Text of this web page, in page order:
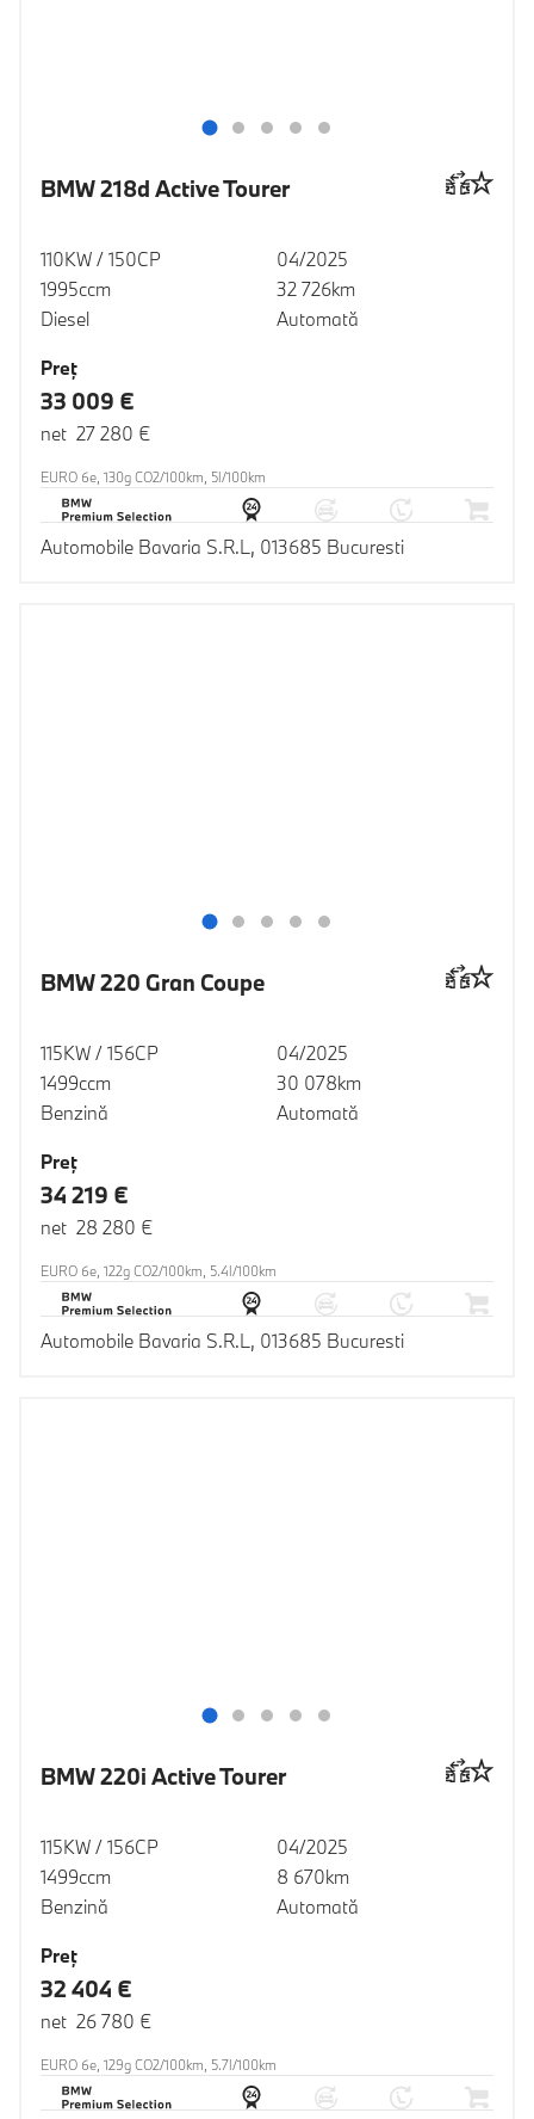
BMW 218d Active Tourer
110KW / 150CP
1995ccm
Diesel
04/2025
32 726km
Automată
Preţ
33 009 €
net 27 280 €
EURO 6e, 130g CO2/100km, 5l/100km
Automobile Bavaria S.R.L, 013685 Bucuresti
BMW 220 Gran Coupe
115KW / 156CP
1499ccm
Benzină
04/2025
30 078km
Automată
Preţ
34 219 €
net 28 280 €
EURO 6e, 122g CO2/100km, 5.4l/100km
Automobile Bavaria S.R.L, 013685 Bucuresti
BMW 220i Active Tourer
115KW / 156CP
1499ccm
Benzină
04/2025
8 670km
Automată
Preţ
32 404 €
net 26 780 €
EURO 6e, 129g CO2/100km, 5.7l/100km